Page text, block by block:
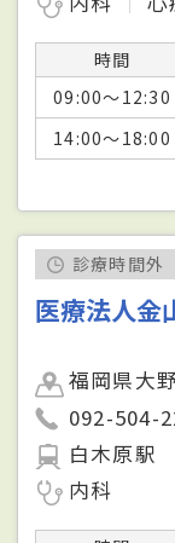
時間
09:00～12:30
14:00～18:00
診療時間外
医療法人金
福岡県大
092-504-
白木原駅
内科